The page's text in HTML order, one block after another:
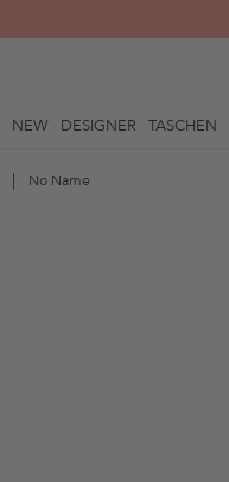
NEW DESIGNER TASCHEN
No Name